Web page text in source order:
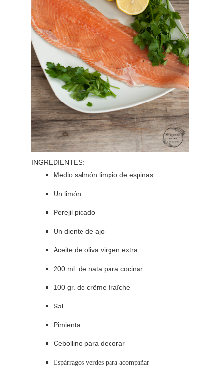
INGREDIENTES:
Medio salmón limpio de espinas
Un limón
Perejil picado
Un diente de ajo
Aceite de oliva virgen extra
200 ml. de nata para cocinar
100 gr. de crême fraîche
Sal
Pimienta
Cebollino para decorar
Espárragos verdes para acompañar